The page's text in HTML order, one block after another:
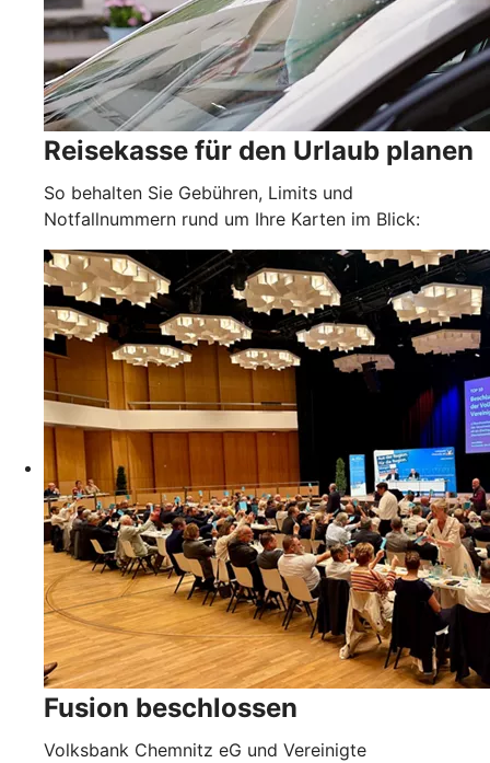
Reisekasse für den Urlaub planen
So behalten Sie Gebühren, Limits und
Notfallnummern rund um Ihre Karten im Blick:
Fusion beschlossen
Volksbank Chemnitz eG und Vereinigte